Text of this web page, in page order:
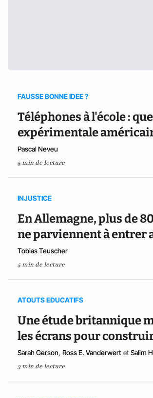
FAUSSE BONNE IDEE ?
Téléphones à l'école :
expérimentale
Pascal Neveu
5 min de lecture
INJUSTICE
En Allemagne, plus de
ne parviennent à entrer
Tobias Teuscher
5 min de lecture
ATOUTS EDUCATIFS
Une étude britannique
les écrans pour
Sarah Gerson, Ross E. Vanderwert et Salim
3 min de lecture